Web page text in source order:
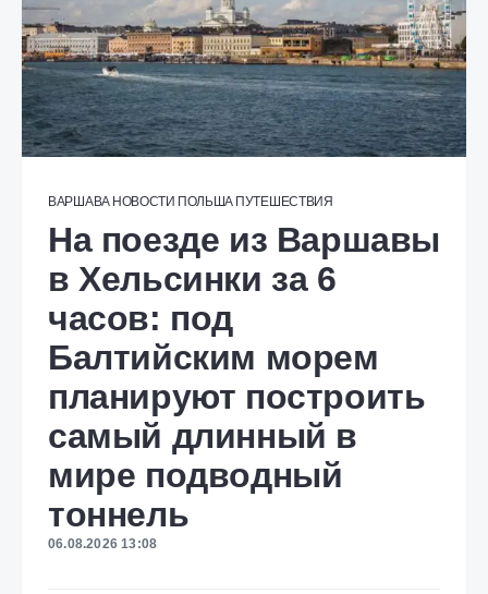
ВАРШАВА НОВОСТИ ПОЛЬША ПУТЕШЕСТВИЯ
На поезде из Варшавы
в Хельсинки за 6
часов: под
Балтийским морем
планируют построить
самый длинный в
мире подводный
тоннель
06.08.2026 13:08